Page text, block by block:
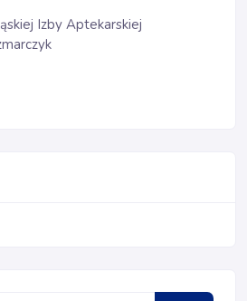
Izby Aptekarskiej